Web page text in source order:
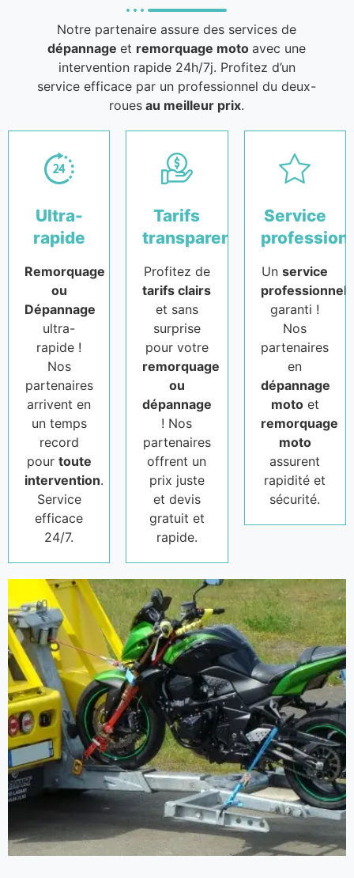
Notre partenaire assure des services de
dépannageet remorquage motoavec une
intervention rapide 24h/7j. Profitez d’un
service efficace par un professionnel du deux-
roues au meilleur prix.
Ultra-
rapide
Remorquage
ou
Dépannage
ultra-
rapide !
Nos
partenaires
arrivent en
un temps
record
pour toute
intervention.
Service
efficace
24/7.
Tarifs
transparents
Profitez de
tarifs clairs
et sans
surprise
pour votre
remorquage
ou
dépannage
! Nos
partenaires
offrent un
prix juste
et devis
gratuit et
rapide.
Service
Unservice
professionnel
garanti !
Nos
partenaires
en
dépannage
motoet
remorquage
moto
assurent
rapidité et
sécurité.